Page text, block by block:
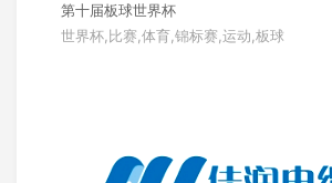
第十届板球世界杯
世界杯,比赛,体育,锦标赛,运动,板球